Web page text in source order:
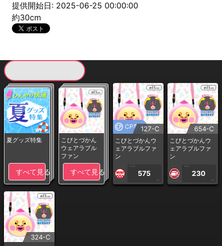
提供開始日: 2025-06-25 00:00:00
約30cm
夏グッズ特集
すべて見る
こびとづかん
ウェアラブル
ファン
すべて見る
CP専用127-C
こびとづかんウ
ェアラブルファ
ン
1PLAY
575
CP
654-C
こびとづかんウ
ェアラブルファ
ン
1PLAY
230
CP
324-C